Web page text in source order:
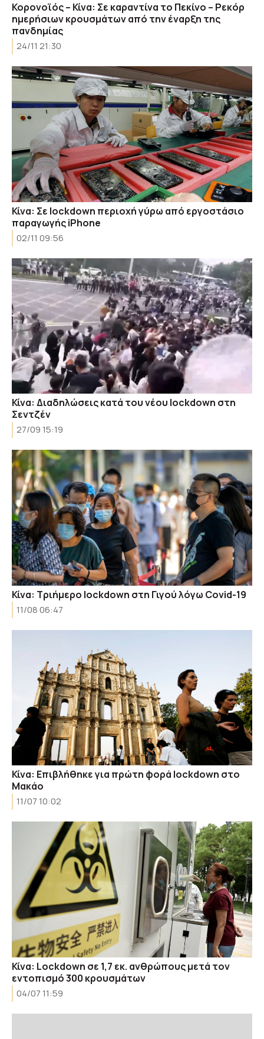
Κορονοϊός – Κίνα: Σε καραντίνα το Πεκίνο – Ρεκόρ
ημερήσιων κρουσμάτων από την έναρξη της
πανδημίας
24/11 21:30
Κίνα: Σε lockdown περιοχή γύρω από εργοστάσιο
παραγωγής iPhone
02/11 09:56
Κίνα: Διαδηλώσεις κατά του νέου lockdown στη
Σεντζέν
27/09 15:19
Κίνα: Τριήμερο lockdown στη Γιγού λόγω Covid-19
11/08 06:47
Κίνα: Επιβλήθηκε για πρώτη φορά lockdown στο
Μακάο
11/07 10:02
Κίνα: Lockdown σε 1,7 εκ. ανθρώπους μετά τον
εντοπισμό 300 κρουσμάτων
04/07 11:59